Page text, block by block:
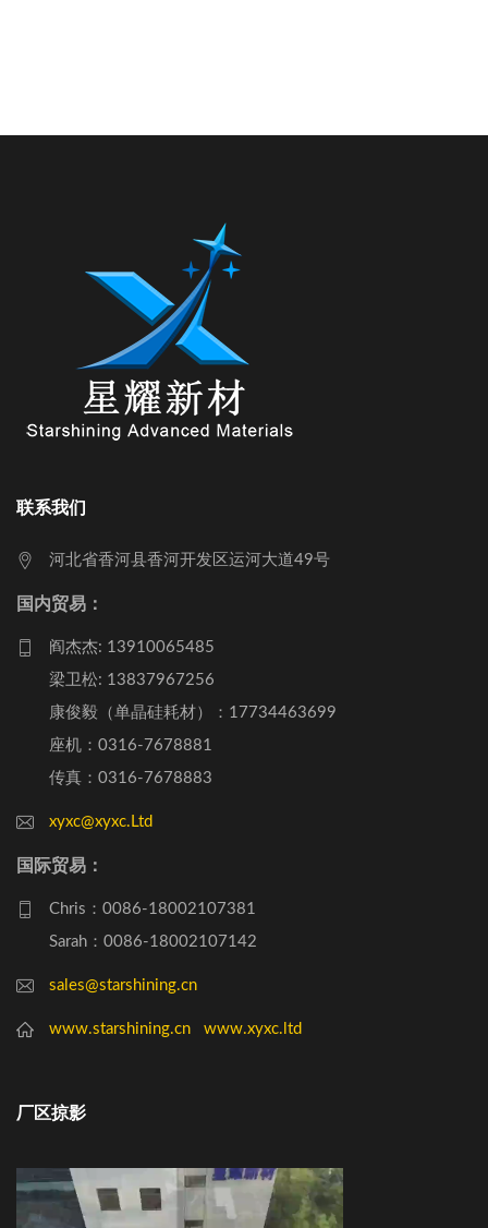
联系我们
河北省香河县香河开发区运河大道49号
国内贸易：
阎杰杰: 13910065485
梁卫松: 13837967256
康俊毅（单晶硅耗材）：17734463699
座机：0316-7678881
传真：0316-7678883
xyxc@xyxc.Ltd
国际贸易：
Chris：0086-18002107381
Sarah：0086-18002107142
sales@starshining.cn
www.starshining.cn www.xyxc.ltd
厂区掠影